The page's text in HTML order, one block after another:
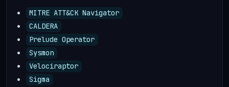
MITRE ATT&CK Navigator
CALDERA
Prelude Operator
Sysmon
Velociraptor
Sigma